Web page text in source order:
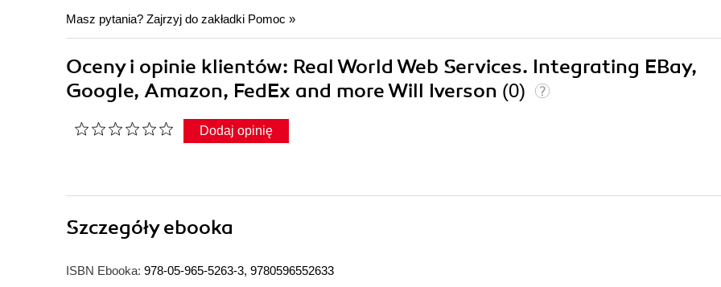
Masz pytania? Zajrzyj do zakładki Pomoc »
Oceny i opinie klientów: Real World Web Services. Integrating EBay,
Google, Amazon, FedEx and more Will Iverson (0)
Dodaj opinię
Szczegółyebooka
ISBN Ebooka: 978-05-965-5263-3, 9780596552633